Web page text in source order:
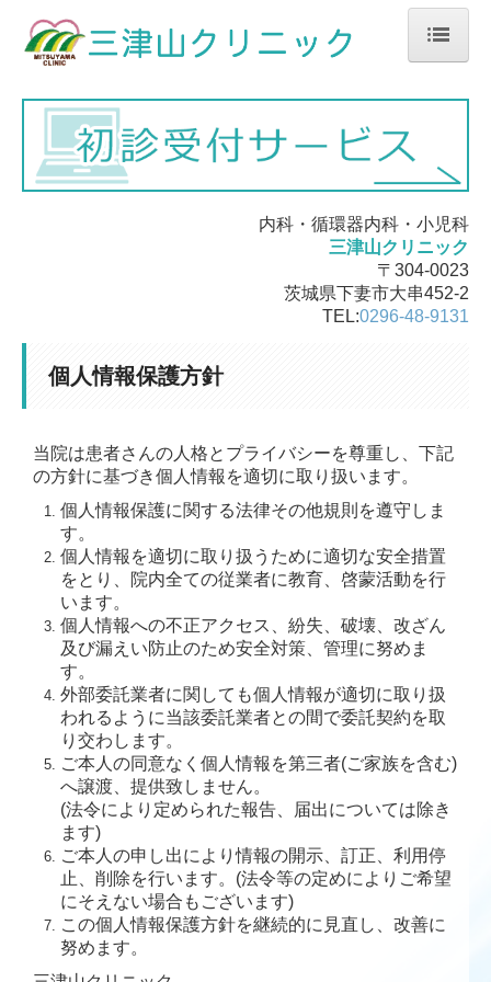
当院について
診療案内
内科・循環器内科・小児科
三津山クリニック
〒304-0023
茨城県下妻市大串452-2
TEL:0296-48-9131
個人情報保護方針
当院は患者さんの人格とプライバシーを尊重し、下記
の方針に基づき個人情報を適切に取り扱います。
個人情報保護に関する法律その他規則を遵守しま
す。
個人情報を適切に取り扱うために適切な安全措置
をとり、院内全ての従業者に教育、啓蒙活動を行
います。
個人情報への不正アクセス、紛失、破壊、改ざん
及び漏えい防止のため安全対策、管理に努めま
す。
外部委託業者に関しても個人情報が適切に取り扱
われるように当該委託業者との間で委託契約を取
り交わします。
ご本人の同意なく個人情報を第三者(ご家族を含む)
へ譲渡、提供致しません。
(法令により定められた報告、届出については除き
ます)
ご本人の申し出により情報の開示、訂正、利用停
止、削除を行います。(法令等の定めによりご希望
にそえない場合もございます)
この個人情報保護方針を継続的に見直し、改善に
努めます。